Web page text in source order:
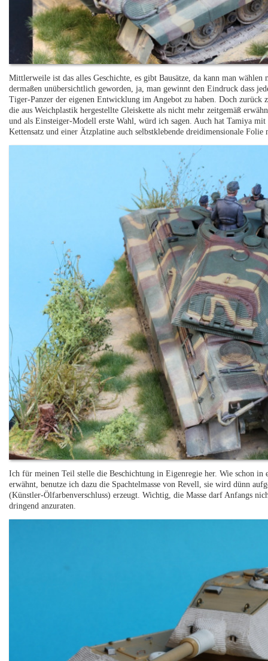
Mittlerweile ist das alles Geschichte, es gibt Bausätze, da kann man
dermaßen unübersichtlich geworden, ja, man gewinnt den Eindruck dass
Tiger-Panzer der eigenen Entwicklung im Angebot zu haben. Doch zurück
die aus Weichplastik hergestellte Gleiskette als nicht mehr zeitgemäß
und als Einsteiger-Modell erste Wahl, würd ich sagen. Auch hat Tamiya
Kettensatz und einer Ätzplatine auch selbstklebende dreidimensionale
Ich für meinen Teil stelle die Beschichtung in Eigenregie her. Wie schon
erwähnt, benutze ich dazu die Spachtelmasse von Revell, sie wird dünn
(Künstler-Ölfarbenverschluss) erzeugt. Wichtig, die Masse darf Anfangs
dringend anzuraten.